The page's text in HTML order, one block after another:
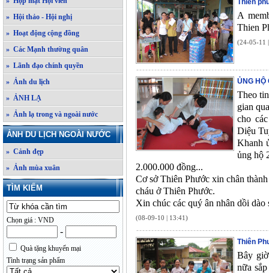
» Hội thảo - Hội nghị
» Hoạt động cộng đồng
» Các Mạnh thường quân
» Lãnh đạo chính quyền
» Ảnh du lịch
» ẢNH LẠ
» Ảnh lạ trong và ngoài nước
ẢNH DU LỊCH NGOÀI NƯỚC
» Cảnh đẹp
» Ảnh mùa xuân
TÌM KIẾM
Chọn giá : VND
-
Quà tặng khuyến mại
Tình trạng sản phẩm
Thien
A
Thien
(24-05-11
ỦNG HỘ
Theo
gian
cho
Diệu
Khanh
ủng hộ
2.000.000 đồng...
Cơ sở Thiên Phước xin chân
cháu ở Thiên Phước.
Xin chúc các quý ân nhân dồi dào
(08-09-10 | 13:41)
Thiên
Bây
nữa